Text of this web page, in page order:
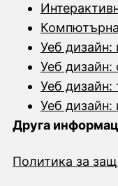
Уеб дизайн:
Уеб
Уеб дизайн:
Уеб
Друга
Политика за